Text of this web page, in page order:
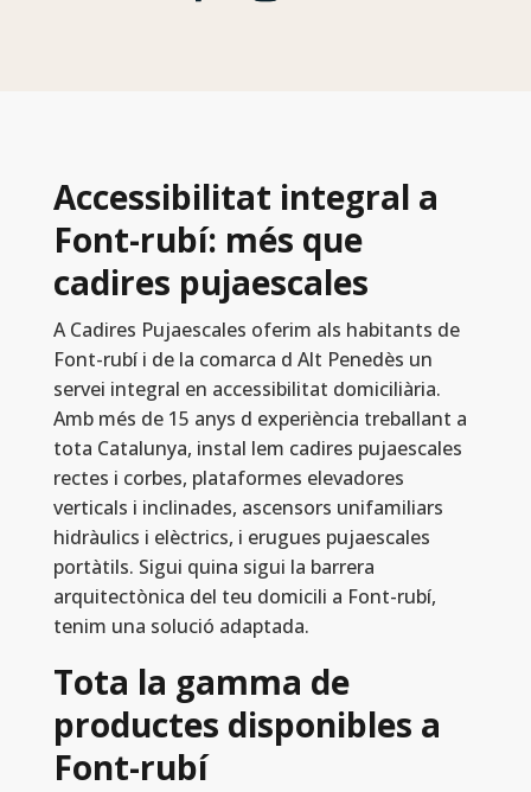
Accessibilitat integral a
Font-rubí: més que
cadires pujaescales
A Cadires Pujaescales oferim als habitants de
Font-rubí i de la comarca d Alt Penedès un
servei integral en accessibilitat domiciliària.
Amb més de 15 anys d experiència treballant a
tota Catalunya, instal lem cadires pujaescales
rectes i corbes, plataformes elevadores
verticals i inclinades, ascensors unifamiliars
hidràulics i elèctrics, i erugues pujaescales
portàtils. Sigui quina sigui la barrera
arquitectònica del teu domicili a Font-rubí,
tenim una solució adaptada.
Tota la gamma de
productes disponibles a
Font-rubí